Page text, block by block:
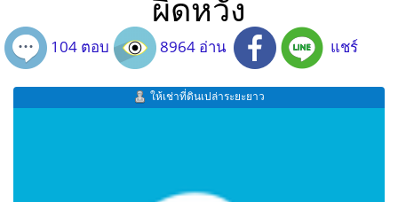
ผิดหวัง
104 ตอบ 8964 อ่าน แชร์
ให้เช่าที่ดินเปล่าระยะยาว